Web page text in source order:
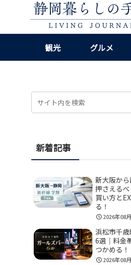
観光 グルメ
新着記事
新大阪か
押さえる
買い方と
る！
2026年08
浜松市千
6選｜料金
つかめる！
2026年08